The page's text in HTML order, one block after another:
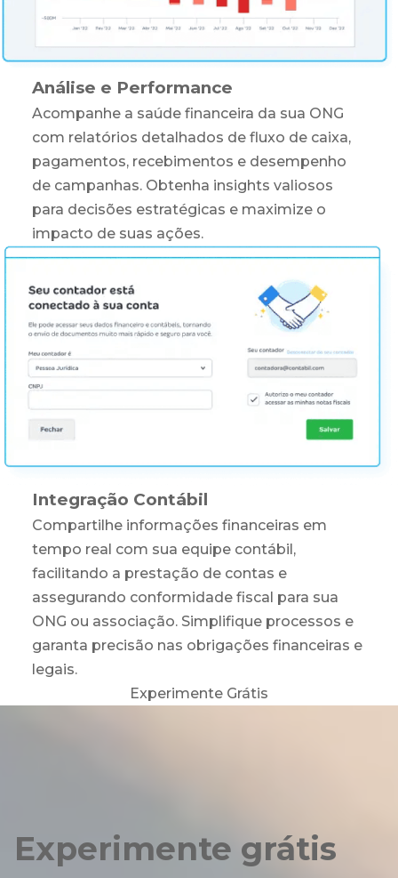
Análise e Performance
Acompanhe a saúde financeira da sua ONG
com relatórios detalhados de fluxo de caixa,
pagamentos, recebimentos e desempenho
de campanhas. Obtenha insights valiosos
para decisões estratégicas e maximize o
impacto de suas ações.
Integração Contábil
Compartilhe informações financeiras em
tempo real com sua equipe contábil,
facilitando a prestação de contas e
assegurando conformidade fiscal para sua
ONG ou associação. Simplifique processos e
garanta precisão nas obrigações financeiras e
legais.
Experimente Grátis
Experimente grátis